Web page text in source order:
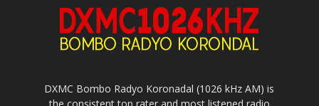
DXMC Bombo Radyo Koronadal (1026 kHz AM) is